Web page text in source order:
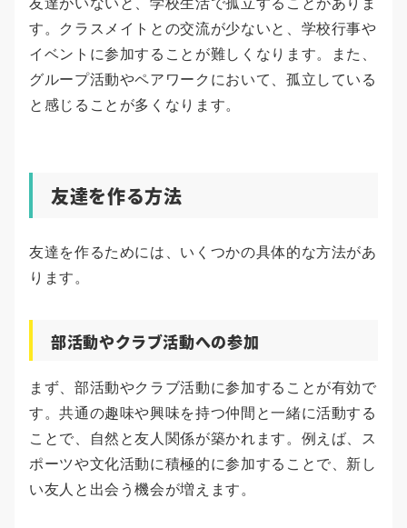
友達がいないと、学校生活で孤立することがありま
す。クラスメイトとの交流が少ないと、学校行事や
イベントに参加することが難しくなります。また、
グループ活動やペアワークにおいて、孤立している
と感じることが多くなります。
友達を作る方法
友達を作るためには、いくつかの具体的な方法があ
ります。
部活動やクラブ活動への参加
まず、部活動やクラブ活動に参加することが有効で
す。共通の趣味や興味を持つ仲間と一緒に活動する
ことで、自然と友人関係が築かれます。例えば、ス
ポーツや文化活動に積極的に参加することで、新し
い友人と出会う機会が増えます。